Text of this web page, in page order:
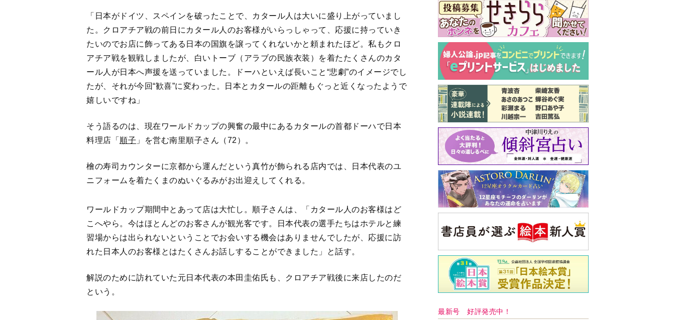
「日本がドイツ、スペインを破ったことで、カタール人は大いに盛り上がっていまし
た。クロアチア戦の前日にカタール人のお客様がいらっしゃって、応援に持っていき
たいのでお店に飾ってある日本の国旗を譲ってくれないかと頼まれたほど。私もクロ
アチア戦を観戦しましたが、白いトーブ（アラブの民族衣装）を着たたくさんのカタ
ール人が日本へ声援を送っていました。ドーハといえば長いこと“悲劇”のイメージでし
たが、それが今回“歓喜”に変わった。日本とカタールの距離もぐっと近くなったようで
嬉しいですね」
そう語るのは、現在ワールドカップの興奮の最中にあるカタールの首都ドーハで日本
料理店「 順子 」を営む南里順子さん（72）。
檜の寿司カウンターに京都から運んだという真竹が飾られる店内では、日本代表のユ
ニフォームを着たくまのぬいぐるみがお出迎えしてくれる。
ワールドカップ期間中とあって店は大忙し。順子さんは、「カタール人のお客様はど
こへやら。今はほとんどのお客さんが観光客です。日本代表の選手たちはホテルと練
習場からは出られないということでお会いする機会はありませんでしたが、応援に訪
れた日本人のお客様とはたくさんお話しすることができました」と話す。
解説のために訪れていた元日本代表の本田圭佑氏も、クロアチア戦後に来店したのだ
という。
最新号 好評発売中！